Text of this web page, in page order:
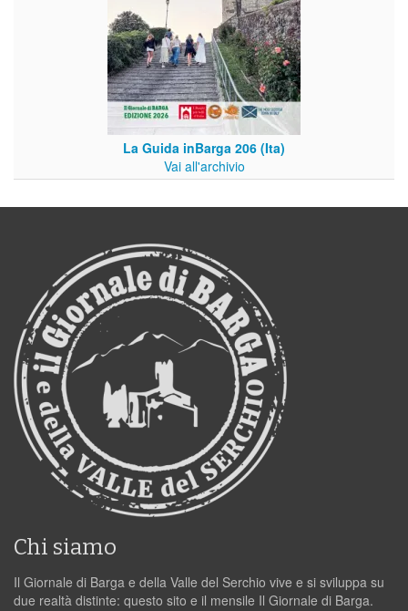
La Guida inBarga 206 (Ita)
Vai all'archivio
Chi siamo
Il Giornale di Barga e della Valle del Serchio vive e si sviluppa su
due realtà distinte: questo sito e il mensile Il Giornale di Barga.